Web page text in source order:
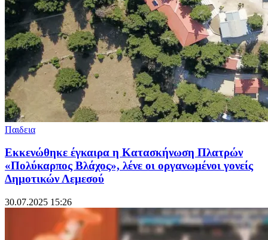
Παιδεια
Εκκενώθηκε έγκαιρα η Κατασκήνωση Πλατρών
«Πολύκαρπος Βλάχος», λένε οι οργανωμένοι γονείς
Δημοτικών Λεμεσού
30.07.2025 15:26